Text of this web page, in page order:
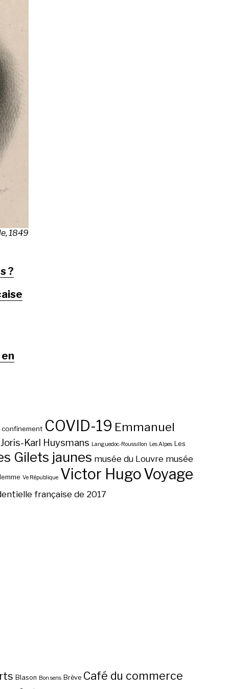
1849
?
confinement COVID-19 Emmanuel
Joris-Karl Huysmans Languedoc-Roussillon Les Alpes Les
Gilets jaunes musée du Louvre musée
Ve République Victor HugoVoyage
française de 2017
Blason Bon sens Brève Café du commerce